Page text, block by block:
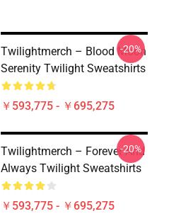
Twilightmerch – Blood Moon
Serenity Twilight Sweatshirts
￥593,775 - ￥695,275
-20%
Twilightmerch – Forever And
Always Twilight Sweatshirts
￥593,775 - ￥695,275
-20%